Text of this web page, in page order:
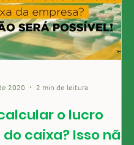
o lucro
caixa? Isso não
2020 2 min de leitura